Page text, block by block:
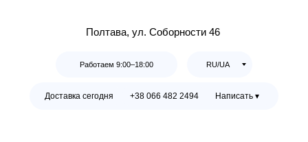
Полтава, ул. Соборности 46
RU/UA
Работаем 9:00–18:00
Доставка сегодня +38 066 482 2494 Написать ▾